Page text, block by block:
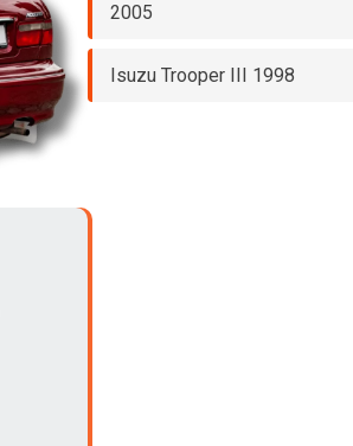
2005
Isuzu Trooper III 1998